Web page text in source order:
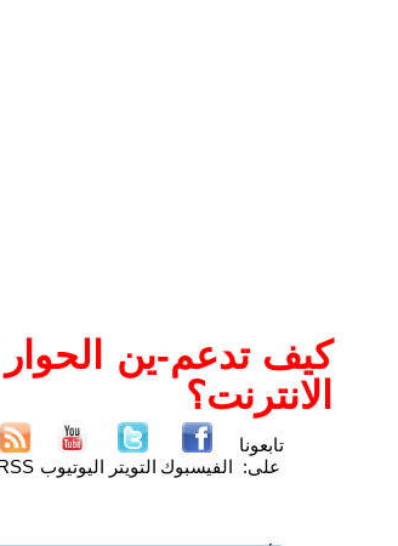
كيف تدعم-ين الحوار
الانترنت؟
تابعونا
على: الفيسبوك التويتر اليوتيوب